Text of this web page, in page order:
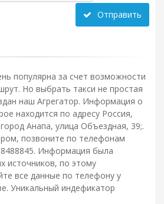
Отправить
популярна за счет возможности
Но выбрать такси не простая
наш Агрегатор. Информация о
находится по адресу Россия,
Анапа, улица Объездная, 39;.
позвоните по телефонам
Информация была
источников, по этому
все данные по телефону у
Уникальный индефикатор